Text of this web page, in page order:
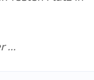
...